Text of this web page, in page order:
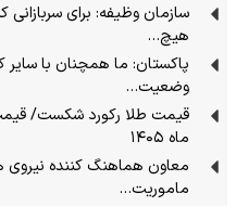
سازمان وظیفه: برای سربازانی
هیچ…
پاکستان: ما همچنان با سایر
وضعیت…
ماه ۱۴۰۵
ماموریت…